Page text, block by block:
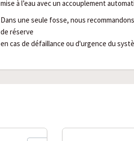
mise à l’eau avec un accouplement
Dans une seule fosse, nous
de réserve
en cas de défaillance ou d'urgence du